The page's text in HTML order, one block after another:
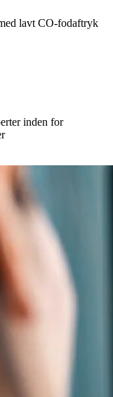
lavt CO-fodaftryk
inden for